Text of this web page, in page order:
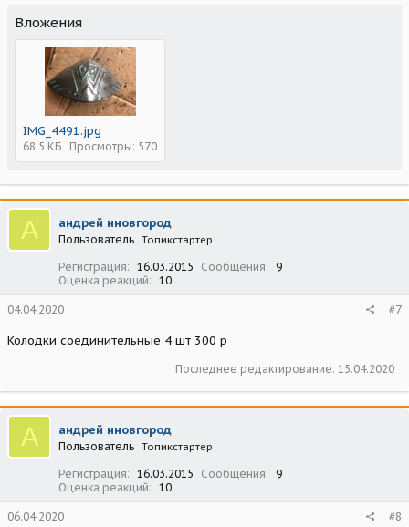
Вложения
IMG_4491.jpg
68,5 КБ Просмотры: 570
А андрей нновгород
Пользователь Топикстартер
Регистрация 16.03.2015 Сообщения
9
Оценка реакций
10
04.04.2020 #7
Колодки соединительные 4 шт 300 р
Последнее редактирование: 15.04.2020
А андрей нновгород
Пользователь Топикстартер
Регистрация 16.03.2015 Сообщения
9
Оценка реакций
10
06.04.2020 #8